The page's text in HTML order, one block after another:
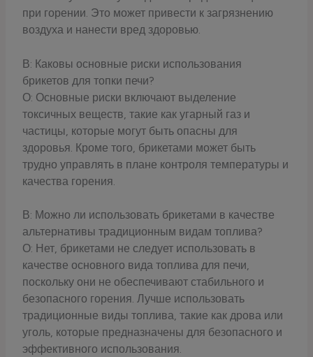
при горении. Это может привести к загрязнению
воздуха и нанести вред здоровью.
В: Каковы основные риски использования
брикетов для топки печи?
О: Основные риски включают выделение
токсичных веществ, такие как угарный газ и
частицы, которые могут быть опасны для
здоровья. Кроме того, брикетами может быть
трудно управлять в плане контроля температуры и
качества горения.
В: Можно ли использовать брикетами в качестве
альтернативы традиционным видам топлива?
О: Нет, брикетами не следует использовать в
качестве основного вида топлива для печи,
поскольку они не обеспечивают стабильного и
безопасного горения. Лучше использовать
традиционные виды топлива, такие как дрова или
уголь, которые предназначены для безопасного и
эффективного использования.